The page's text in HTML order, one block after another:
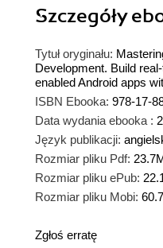
Szczegóły
Tytuł oryginału:
Development. Build
enabled Android apps
ISBN Ebooka: 978-17-
Data wydania ebooka :
Język publikacji:
Rozmiar pliku Pdf:
Rozmiar pliku ePub:
Rozmiar pliku Mobi:
Zgłoś erratę